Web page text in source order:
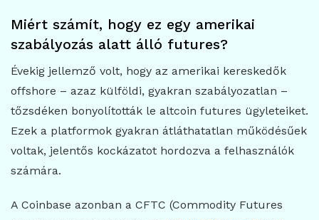
Miért számít, hogy ez egy amerikai
szabályozás alatt álló futures?
Évekig jellemző volt, hogy az amerikai kereskedők
offshore – azaz külföldi, gyakran szabályozatlan –
tőzsdéken bonyolították le altcoin futures ügyleteiket.
Ezek a platformok gyakran átláthatatlan működésűek
voltak, jelentős kockázatot hordozva a felhasználók
számára.
A Coinbase azonban a CFTC (Commodity Futures